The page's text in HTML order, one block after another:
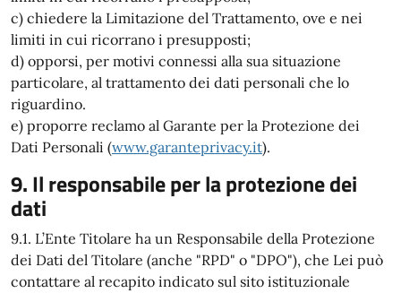
c) chiedere la Limitazione del Trattamento, ove e nei
limiti in cui ricorrano i presupposti;
d) opporsi, per motivi connessi alla sua situazione
particolare, al trattamento dei dati personali che lo
riguardino.
e) proporre reclamo al Garante per la Protezione dei
Dati Personali (www.garanteprivacy.it).
9. Il responsabile per la protezione dei
dati
9.1. L’Ente Titolare ha un Responsabile della Protezione
dei Dati del Titolare (anche "RPD" o "DPO"), che Lei può
contattare al recapito indicato sul sito istituzionale